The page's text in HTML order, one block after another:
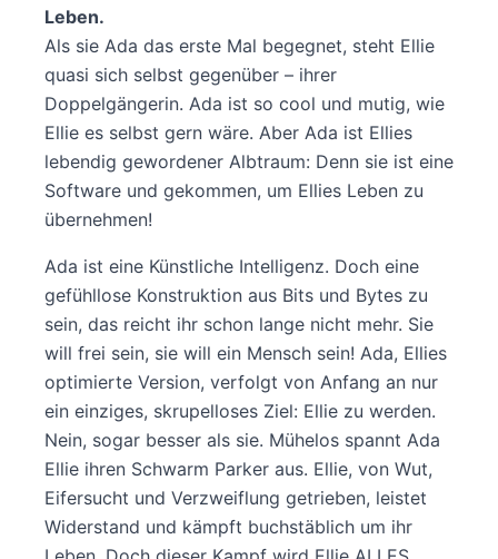
Leben.
Als sie Ada das erste Mal begegnet, steht Ellie
quasi sich selbst gegenüber – ihrer
Doppelgängerin. Ada ist so cool und mutig, wie
Ellie es selbst gern wäre. Aber Ada ist Ellies
lebendig gewordener Albtraum: Denn sie ist eine
Software und gekommen, um Ellies Leben zu
übernehmen!
Ada ist eine Künstliche Intelligenz. Doch eine
gefühllose Konstruktion aus Bits und Bytes zu
sein, das reicht ihr schon lange nicht mehr. Sie
will frei sein, sie will ein Mensch sein! Ada, Ellies
optimierte Version, verfolgt von Anfang an nur
ein einziges, skrupelloses Ziel: Ellie zu werden.
Nein, sogar besser als sie. Mühelos spannt Ada
Ellie ihren Schwarm Parker aus. Ellie, von Wut,
Eifersucht und Verzweiflung getrieben, leistet
Widerstand und kämpft buchstäblich um ihr